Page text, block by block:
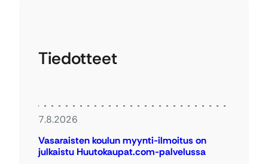
Tiedotteet
7.8.2026
Vasaraisten koulun myynti-ilmoitus on
julkaistu Huutokaupat.com-palvelussa